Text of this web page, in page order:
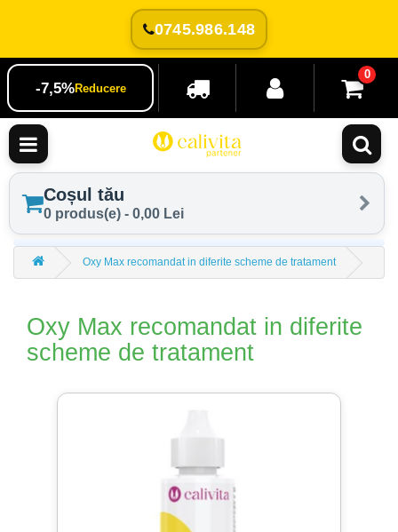
0745.986.148
-7,5%Reducere
0
Coșul tău
0 produs(e) - 0,00 Lei
Oxy Max recomandat in diferite scheme de tratament
Oxy Max recomandat in diferite
scheme de tratament